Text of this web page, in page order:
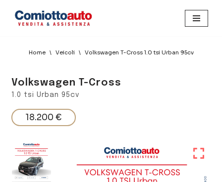
Home \ Veicoli \ Volkswagen T-Cross 1.0 tsi Urban 95cv
Volkswagen T-Cross
1.0 tsi Urban 95cv
18.200 €